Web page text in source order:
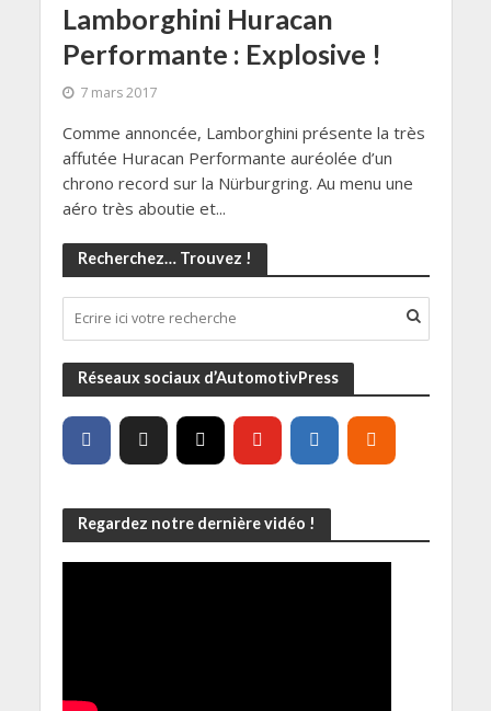
Lamborghini Huracan
Performante : Explosive !
7 mars 2017
Comme annoncée, Lamborghini présente la très
affutée Huracan Performante auréolée d’un
chrono record sur la Nürburgring. Au menu une
aéro très aboutie et...
Recherchez… Trouvez !
Réseaux sociaux d’AutomotivPress
Regardez notre dernière vidéo !